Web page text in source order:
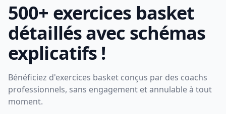
500+ exercices basket
détaillés avec schémas
explicatifs !
Bénéficiez d'exercices basket conçus par des coachs
professionnels, sans engagement et annulable à tout
moment.